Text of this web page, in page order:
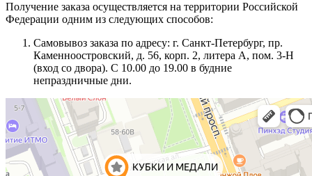
Получение заказа осуществляется на территории Российской
Федерации одним из следующих способов:
Самовывоз заказа по адресу: г. Санкт-Петербург, пр.
Каменноостровский, д. 56, корп. 2, литера А, пом. 3-Н
(вход со двора). С 10.00 до 19.00 в будние
непраздничные дни.